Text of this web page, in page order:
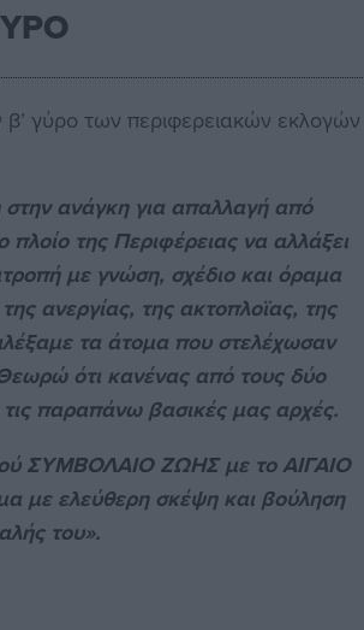
γύρο των περιφερειακών εκλογών
ανάγκη για απαλλαγή από
της Περιφέρειας να αλλάξει
με γνώση, σχέδιο και όραμα
ανεργίας, της ακτοπλοϊας, της
τα άτομα που στελέχωσαν
ότι κανένας από τους δύο
παραπάνω βασικές μας αρχές.
ΣΥΜΒΟΛΑΙΟ ΖΩΗΣ με το ΑΙΓΑΙΟ
με ελεύθερη σκέψη και βούληση
του».